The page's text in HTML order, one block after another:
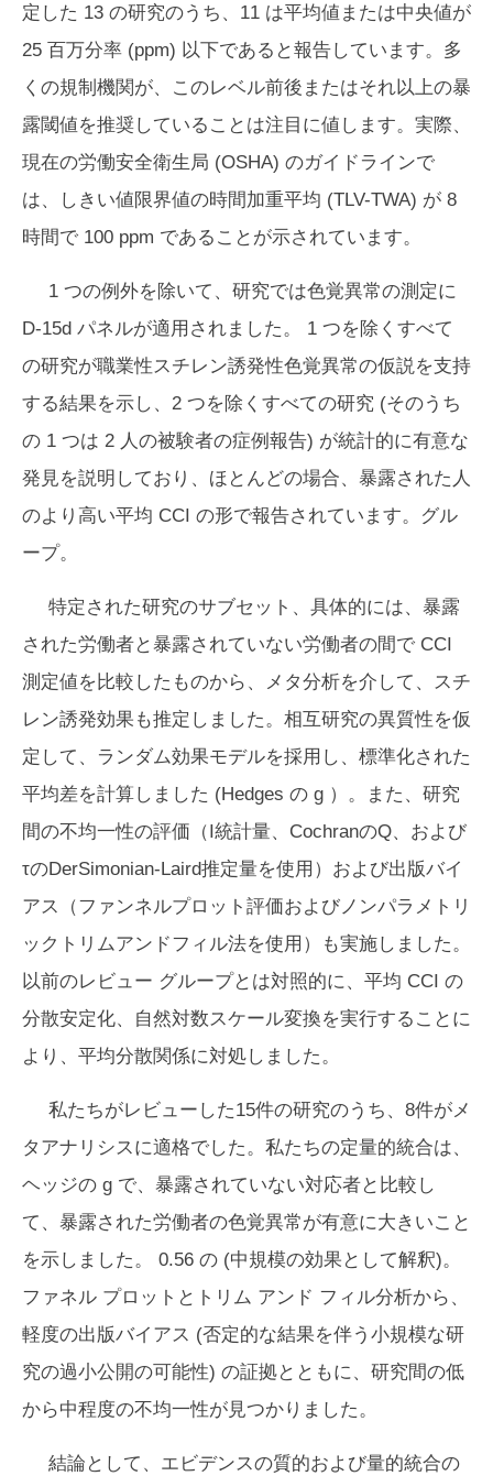
定した 13 の研究のうち、11 は平均値または中央値が
25 百万分率 (ppm) 以下であると報告しています。多
くの規制機関が、このレベル前後またはそれ以上の暴
露閾値を推奨していることは注目に値します。実際、
現在の労働安全衛生局 (OSHA) のガイドラインで
は、しきい値限界値の時間加重平均 (TLV-TWA) が 8
時間で 100 ppm であることが示されています。
1 つの例外を除いて、研究では色覚異常の測定に
D-15d パネルが適用されました。 1 つを除くすべて
の研究が職業性スチレン誘発性色覚異常の仮説を支持
する結果を示し、2 つを除くすべての研究 (そのうち
の 1 つは 2 人の被験者の症例報告) が統計的に有意な
発見を説明しており、ほとんどの場合、暴露された人
のより高い平均 CCI の形で報告されています。グル
ープ。
特定された研究のサブセット、具体的には、暴露
された労働者と暴露されていない労働者の間で CCI
測定値を比較したものから、メタ分析を介して、スチ
レン誘発効果も推定しました。相互研究の異質性を仮
定して、ランダム効果モデルを採用し、標準化された
平均差を計算しました (Hedges の g ）。また、研究
間の不均一性の評価（I統計量、CochranのQ、および
τのDerSimonian-Laird推定量を使用）および出版バイ
アス（ファンネルプロット評価およびノンパラメトリ
ックトリムアンドフィル法を使用）も実施しました。
以前のレビュー グループとは対照的に、平均 CCI の
分散安定化、自然対数スケール変換を実行することに
より、平均分散関係に対処しました。
私たちがレビューした15件の研究のうち、8件がメ
タアナリシスに適格でした。私たちの定量的統合は、
ヘッジの g で、暴露されていない対応者と比較し
て、暴露された労働者の色覚異常が有意に大きいこと
を示しました。 0.56 の (中規模の効果として解釈)。
ファネル プロットとトリム アンド フィル分析から、
軽度の出版バイアス (否定的な結果を伴う小規模な研
究の過小公開の可能性) の証拠とともに、研究間の低
から中程度の不均一性が見つかりました。
結論として、エビデンスの質的および量的統合の